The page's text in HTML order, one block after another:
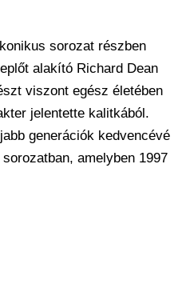
sorozat részben
alakító Richard Dean
viszont egész életében
jelentette kalitkából.
generációk kedvencévé
amelyben 1997